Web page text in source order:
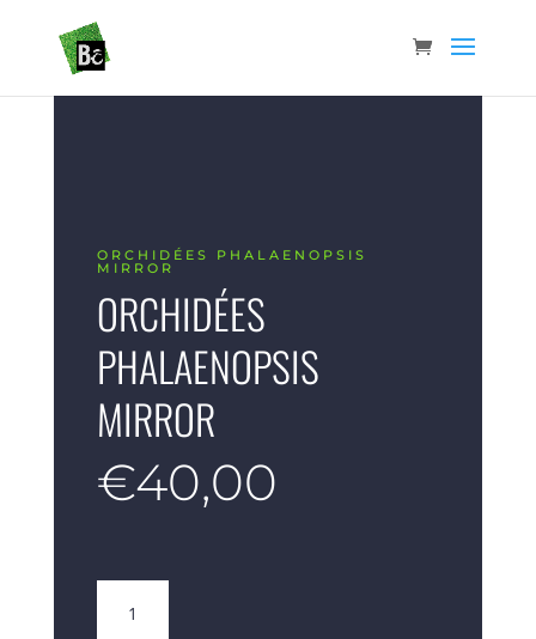
ORCHIDÉES PHALAENOPSIS
MIRROR
ORCHIDÉES
PHALAENOPSIS
MIRROR
€40,00